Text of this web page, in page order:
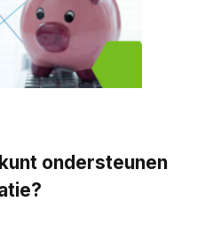
ondersteunen